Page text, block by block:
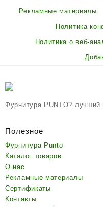
Рекламные материалы
Политика
Политика о веб-
Фурнитура PUNTO?
Полезное
Фурнитура Punto
Каталог товаров
О нас
Рекламные материалы
Сертификаты
Контакты